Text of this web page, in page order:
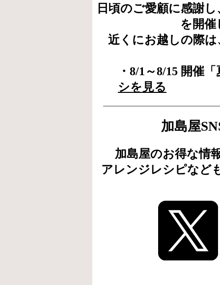
日頃のご愛顧に感謝
を開
近くにお越しの際
・8/1～8/15 開
シを見る
加島屋
加島屋のお得な情
アレンジレシピなど